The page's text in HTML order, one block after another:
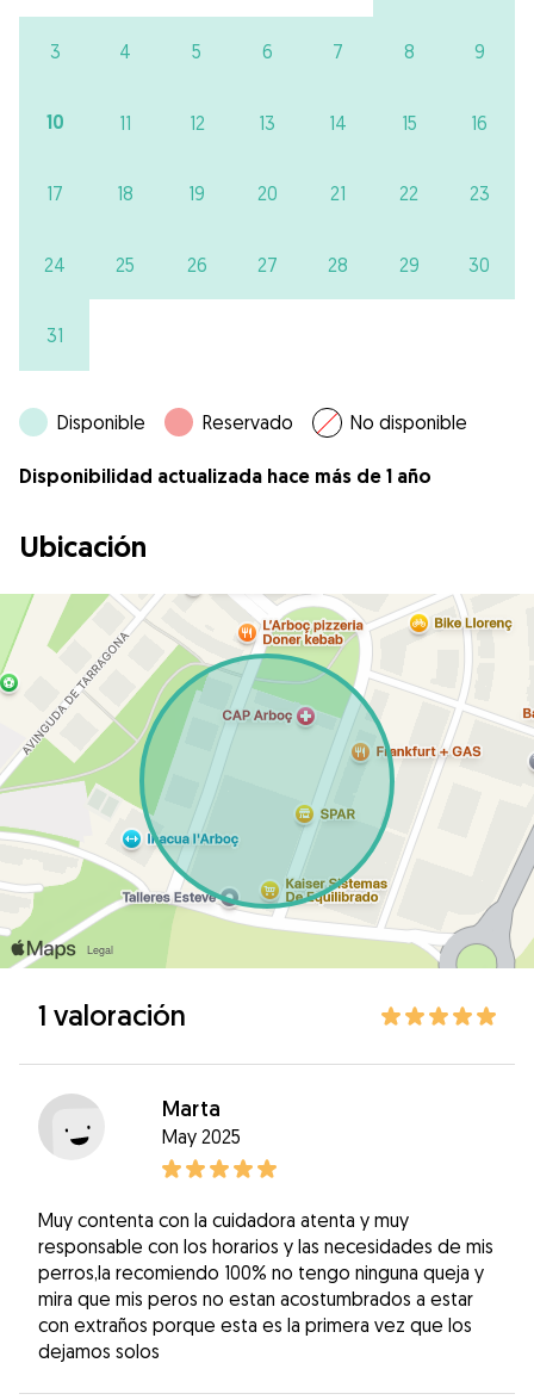
3 4 5 6 7 8 9
10 11 12 13 14 15 16
17 18 19 20 21 22 23
24 25 26 27 28 29 30
31
Disponible Reservado No disponible
Disponibilidad actualizada hace más de 1 año
Ubicación
1 valoración
Marta
May 2025
Muy contenta con la cuidadora atenta y muy
responsable con los horarios y las necesidades de mis
perros,la recomiendo 100% no tengo ninguna queja y
mira que mis peros no estan acostumbrados a estar
con extraños porque esta es la primera vez que los
dejamos solos